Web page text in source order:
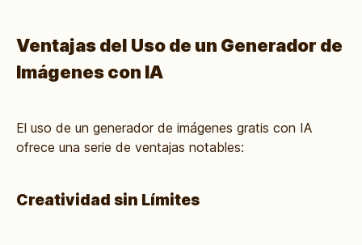
Ventajas del Uso de un Generador de
Imágenes con IA
El uso de un generador de imágenes gratis con IA
ofrece una serie de ventajas notables:
Creatividad sin Límites